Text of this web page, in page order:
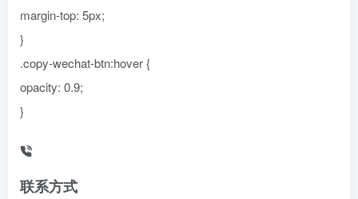
margin-top: 5px;
}
.copy-wechat-btn:hover {
opacity: 0.9;
}
联系方式